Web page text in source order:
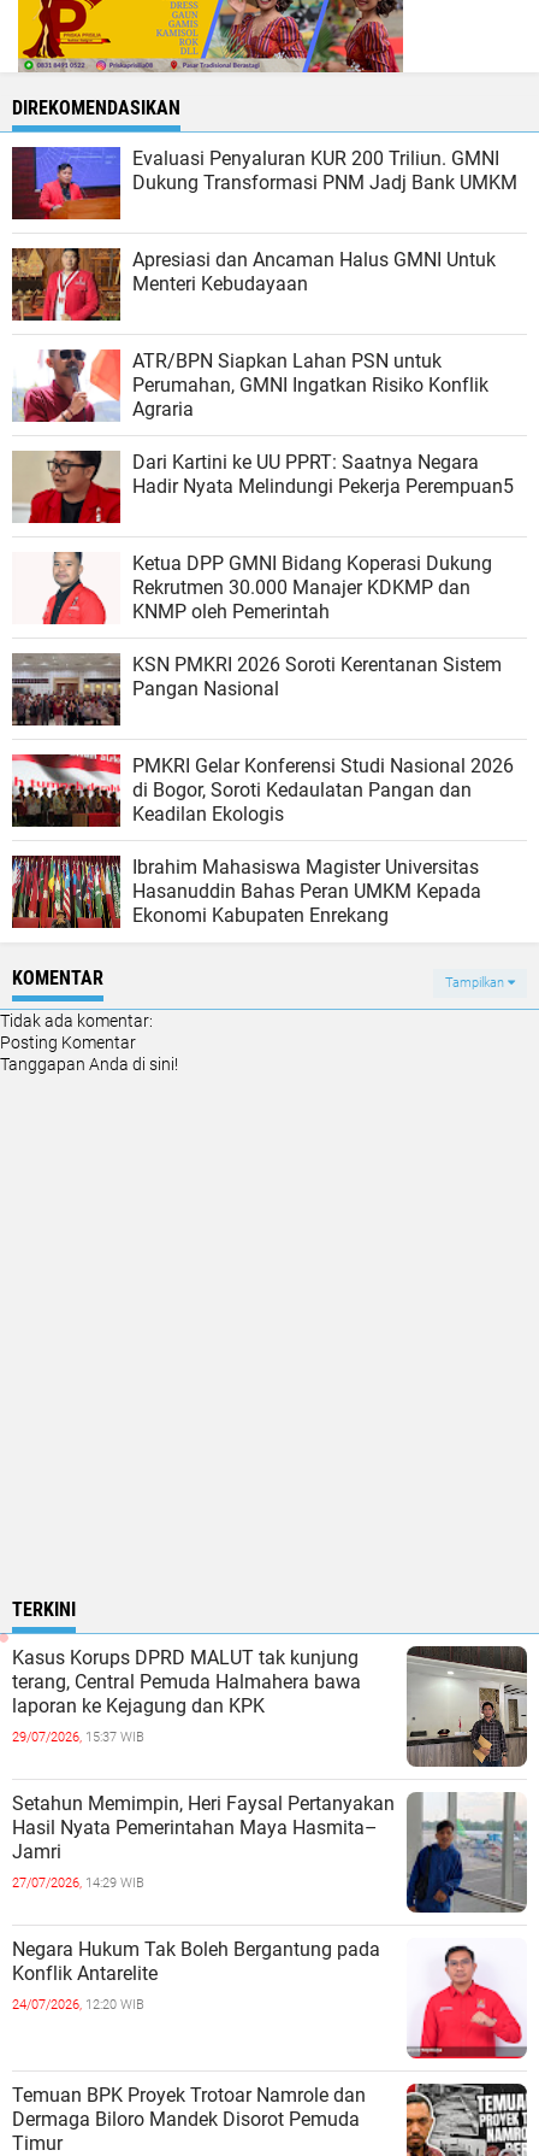
DIREKOMENDASIKAN
Evaluasi Penyaluran KUR 200 Triliun. GMNI
Dukung Transformasi PNM Jadj Bank UMKM
Apresiasi dan Ancaman Halus GMNI Untuk
Menteri Kebudayaan
ATR/BPN Siapkan Lahan PSN untuk
Perumahan, GMNI Ingatkan Risiko Konflik
Agraria
Dari Kartini ke UU PPRT: Saatnya Negara
Hadir Nyata Melindungi Pekerja Perempuan5
Ketua DPP GMNI Bidang Koperasi Dukung
Rekrutmen 30.000 Manajer KDKMP dan
KNMP oleh Pemerintah
KSN PMKRI 2026 Soroti Kerentanan Sistem
Pangan Nasional
PMKRI Gelar Konferensi Studi Nasional 2026
di Bogor, Soroti Kedaulatan Pangan dan
Keadilan Ekologis
Ibrahim Mahasiswa Magister Universitas
Hasanuddin Bahas Peran UMKM Kepada
Ekonomi Kabupaten Enrekang
KOMENTAR Tampilkan
Tidak ada komentar:
Posting Komentar
Tanggapan Anda di sini!
TERKINI
Kasus Korups DPRD MALUT tak kunjung
terang, Central Pemuda Halmahera bawa
laporan ke Kejagung dan KPK
29/07/2026, 15:37 WIB
Setahun Memimpin, Heri Faysal Pertanyakan
Hasil Nyata Pemerintahan Maya Hasmita–
Jamri
27/07/2026, 14:29 WIB
Negara Hukum Tak Boleh Bergantung pada
Konflik Antarelite
24/07/2026, 12:20 WIB
Temuan BPK Proyek Trotoar Namrole dan
Dermaga Biloro Mandek Disorot Pemuda
Timur